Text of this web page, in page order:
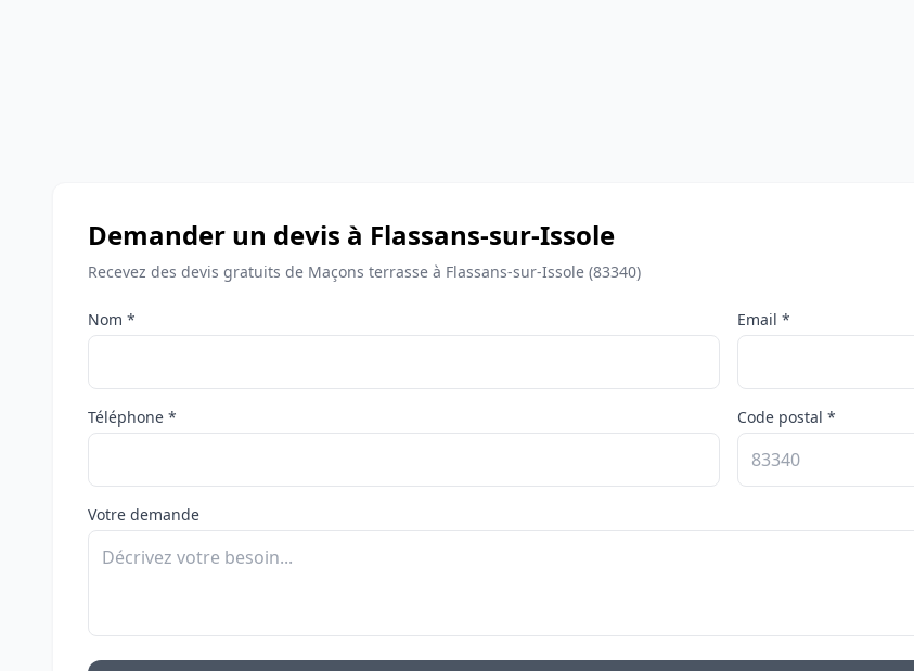
Demander un devis à Flassans-sur-Issole
Recevez des devis gratuits de Maçons terrasse à Flassans-sur-Issole (83340)
Nom * Email *
Téléphone * Code postal *
Votre demande